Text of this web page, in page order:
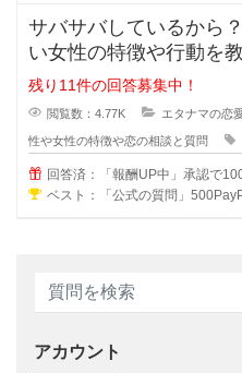
サバサバしているから
い女性の特徴や行動を
にはモテないいけど何
残り11件の回答募集中！
閲覧数：4.77K エタナマの恋
性や女性の特徴や恋の相談と質問
回答済：「報酬UP中」承認で
ベスト：「公式の質問」
アカウント